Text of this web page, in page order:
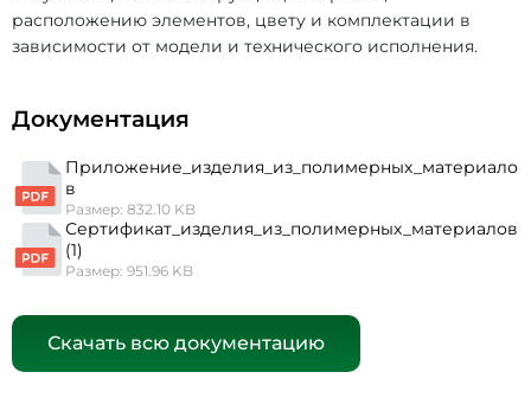
расположению элементов, цвету и комплектации в
зависимости от модели и технического исполнения.
Документация
Приложение_изделия_из_полимерных_материало
в
Размер: 832.10 KB
Сертификат_изделия_из_полимерных_материалов
(1)
Размер: 951.96 KB
Скачать всю документацию